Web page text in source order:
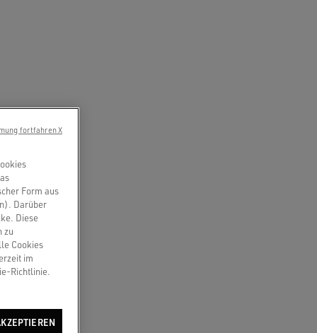
Form aus
Darüber
Diese
zu
Cookies
im
Richtlinie.
fortfahren X